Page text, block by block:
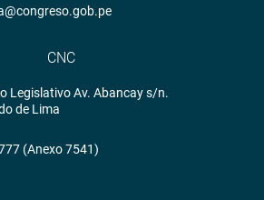
CNC
Legislativo Av. Abancay s/n.
de Lima
(Anexo 7541)